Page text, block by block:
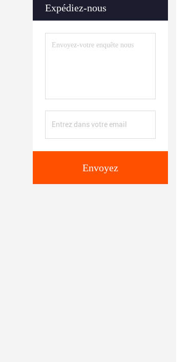
Expédiez-nous
Envoyez